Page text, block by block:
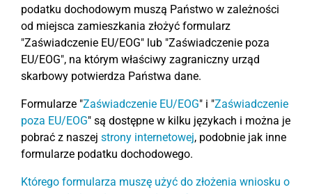
podatku dochodowym muszą Państwo w zależności
od miejsca zamieszkania złożyć formularz
"Zaświadczenie EU/EOG" lub "Zaświadczenie poza
EU/EOG", na którym właściwy zagraniczny urząd
skarbowy potwierdza Państwa dane.
Formularze "Zaświadczenie EU/EOG" i "Zaświadczenie
poza EU/EOG" są dostępne w kilku językach i można je
pobrać z naszej strony internetowej, podobnie jak inne
formularze podatku dochodowego.
Którego formularza muszę użyć do złożenia wniosku o